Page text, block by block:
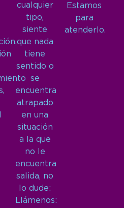
cualquier
tipo,
siente
que nada
tiene
sentido o
se
encuentra
atrapado
en una
situación
a la que
no le
encuentra
salida, no
lo dude:
Llámenos:
Estamos
para
atenderlo.